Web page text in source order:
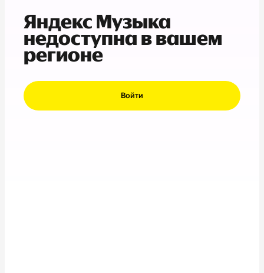
Яндекс Музыка
недоступна в вашем
регионе
Войти